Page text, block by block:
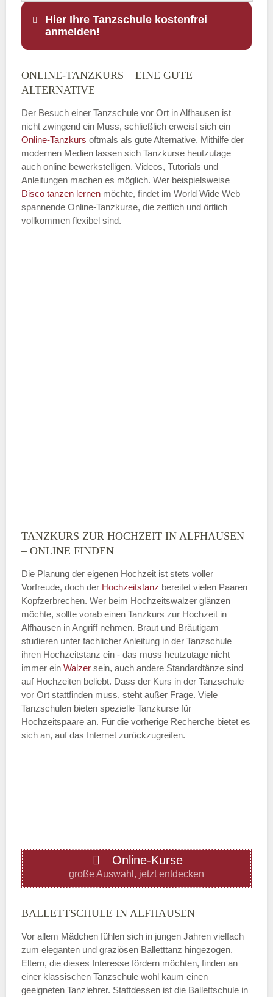
Hier Ihre Tanzschule kostenfrei
anmelden!
Name
E-Mail*
Name der Tanzschule
Montag
—
ÖFFNUNGSZEITEN HINZUFÜGEN
Dienstag
—
ÖFFNUNGSZEITEN HINZUFÜGEN
Donnerstag
—
ÖFFNUNGSZEITEN HINZUFÜGEN
Freitag
ONLINE-TANZKURS – EINE GUTE
ALTERNATIVE
Der Besuch einer Tanzschule vor Ort in Alfhausen ist
nicht zwingend ein Muss, schließlich erweist sich ein
Online-Tanzkurs oftmals als gute Alternative. Mithilfe der
modernen Medien lassen sich Tanzkurse heutzutage
auch online bewerkstelligen. Videos, Tutorials und
Anleitungen machen es möglich. Wer beispielsweise
Disco tanzen lernen möchte, findet im World Wide Web
spannende Online-Tanzkurse, die zeitlich und örtlich
vollkommen flexibel sind.
TANZKURS ZUR HOCHZEIT IN ALFHAUSEN
– ONLINE FINDEN
Die Planung der eigenen Hochzeit ist stets voller
Vorfreude, doch der Hochzeitstanz bereitet vielen Paaren
Kopfzerbrechen. Wer beim Hochzeitswalzer glänzen
möchte, sollte vorab einen Tanzkurs zur Hochzeit in
Alfhausen in Angriff nehmen. Braut und Bräutigam
studieren unter fachlicher Anleitung in der Tanzschule
ihren Hochzeitstanz ein - das muss heutzutage nicht
immer ein Walzer sein, auch andere Standardtänze sind
auf Hochzeiten beliebt. Dass der Kurs in der Tanzschule
vor Ort stattfinden muss, steht außer Frage. Viele
Tanzschulen bieten spezielle Tanzkurse für
Hochzeitspaare an. Für die vorherige Recherche bietet es
sich an, auf das Internet zurückzugreifen.
Online-Kurse
große Auswahl, jetzt entdecken
BALLETTSCHULE IN ALFHAUSEN
Vor allem Mädchen fühlen sich in jungen Jahren vielfach
zum eleganten und graziösen Balletttanz hingezogen.
Eltern, die dieses Interesse fördern möchten, finden an
einer klassischen Tanzschule wohl kaum einen
geeigneten Tanzlehrer. Stattdessen ist die Ballettschule in